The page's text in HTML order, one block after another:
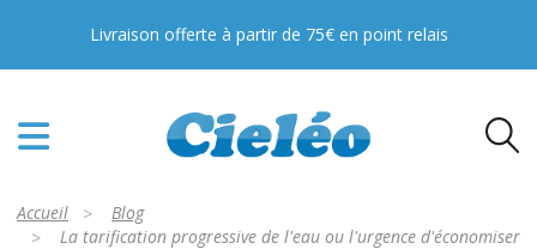
Livraison offerte à partir de 75€ en point relais
Accueil
Blog
La tarification progressive de l'eau ou l'urgence d'économiser